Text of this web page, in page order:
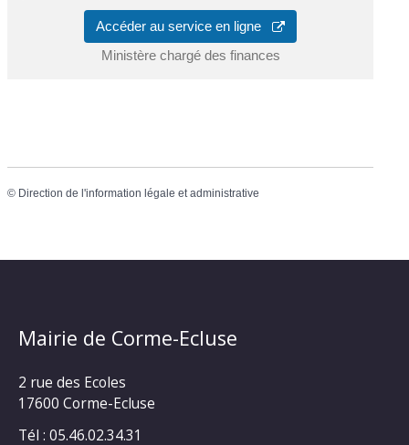
Accéder au service en ligne
Ministère chargé des finances
© Direction de l'information légale et administrative
Mairie de Corme-Ecluse
2 rue des Ecoles
17600 Corme-Ecluse
Tél : 05.46.02.34.31